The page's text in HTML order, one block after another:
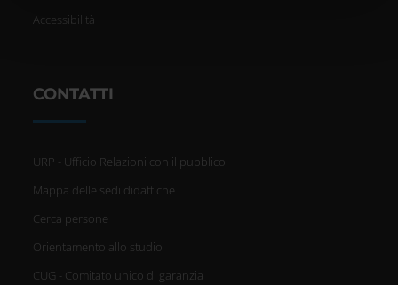
pubblicità e social media, i quali potrebbero combinarle
Accessibilità
CONTATTI
URP - Ufficio Relazioni con il pubblico
Mappa delle sedi didattiche
Cerca persone
Orientamento allo studio
CUG - Comitato unico di garanzia